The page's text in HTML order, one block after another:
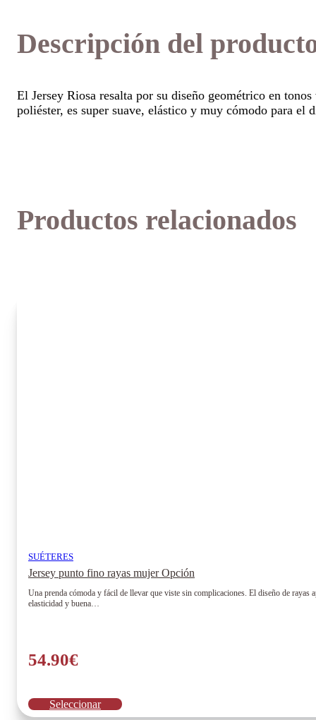
Descripción del
El Jersey Riosa resalta por su diseño geométrico en
poliéster, es super suave, elástico y muy cómodo para el
Productos relacionados
SUÉTERES
Jersey punto fino rayas mujer Opción
Una prenda cómoda y fácil de llevar que viste sin complicaciones. El diseño de
elasticidad y buena…
54.90€
Seleccionar
Este
producto